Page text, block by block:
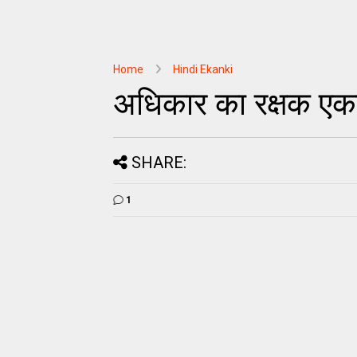
Home Hindi Ekanki
अधिकार का रक्षक
SHARE:
1